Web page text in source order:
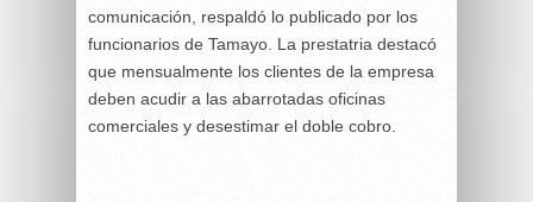
comunicación, respaldó lo publicado por los
funcionarios de Tamayo. La prestatria destacó
que mensualmente los clientes de la empresa
deben acudir a las abarrotadas oficinas
comerciales y desestimar el doble cobro.